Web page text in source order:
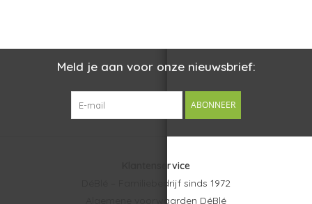
Meld je aan voor onze nieuwsbrief:
ABONNEER
Klantenservice
DéBlé – Familiebedrijf sinds 1972
Algemene voorwaarden DéBlé